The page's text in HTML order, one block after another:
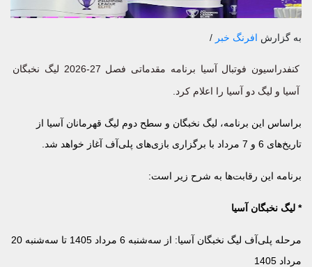
به گزارش افرنگ خبر /
کنفدراسیون فوتبال آسیا برنامه مقدماتی فصل 27-2026 لیگ نخبگان
آسیا و لیگ دو آسیا را اعلام کرد.
براساس این برنامه، لیگ نخبگان و سطح دوم لیگ قهرمانان آسیا از
تاریخ‌های 6 و 7 مرداد با برگزاری بازی‌های پلی‌آف آغاز خواهد شد.
برنامه این رقابت‌ها به شرح زیر است:
* لیگ نخبگان آسیا
مرحله پلی‌آف لیگ نخبگان آسیا: از سه‌شنبه 6 مرداد 1405 تا سه‌شنبه 20
مرداد 1405